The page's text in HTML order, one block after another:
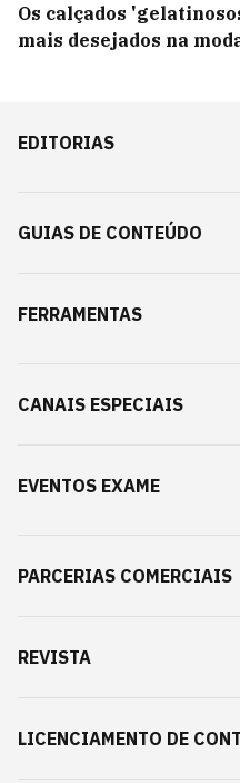
Os calçados
mais desejados na
EDITORIAS
GUIAS DE CONTEÚDO
FERRAMENTAS
CANAIS ESPECIAIS
EVENTOS EXAME
PARCERIAS COMERCIAIS
REVISTA
LICENCIAMENTO DE